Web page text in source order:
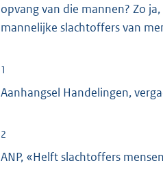
opvang van die mannen? Zo
mannelijke slachtoffers van
1
Aanhangsel Handelingen,
2
ANP, «Helft slachtoffers